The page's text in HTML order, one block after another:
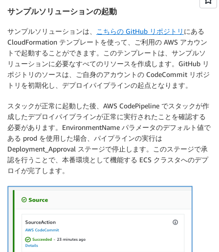
サンプルソリューションの起動
サンプルソリューションは、 こちらの GitHub リポジトリ にある
CloudFormation テンプレートを使って、ご利用の AWS アカウン
トで起動することができます。このテンプレートは、サンプルソ
リューションに必要なすべてのリソースを作成します。GitHub リ
ポジトリのソースは、ご自身のアカウントの CodeCommit リポジ
トリを初期化し、デプロイパイプラインの起点となります。
スタックが正常に起動した後、AWS CodePipeline でスタックが作
成したデプロイパイプラインが正常に実行されたことを確認する
必要があります。EnvironmentName パラメータのデフォルト値で
ある prod を使用した場合、パイプラインの実行は
Deployment_Approval ステージで停止します。このステージで承
認を行うことで、本番環境として機能する ECS クラスタへのデプ
ロイが完了します。